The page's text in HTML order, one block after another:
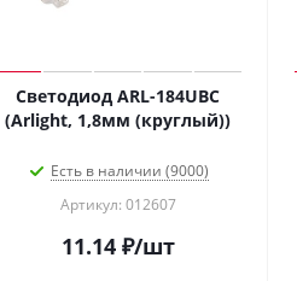
Светодиод ARL-184UBC
(Arlight, 1,8мм (круглый))
Есть в наличии (9000)
Артикул: 012607
11.14₽/шт